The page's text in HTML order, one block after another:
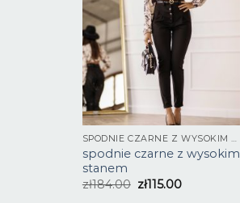
SPODNIE CZARNE Z WYSOKIM STANEM
spodnie czarne z wysokim
stanem
zł184.00 zł115.00